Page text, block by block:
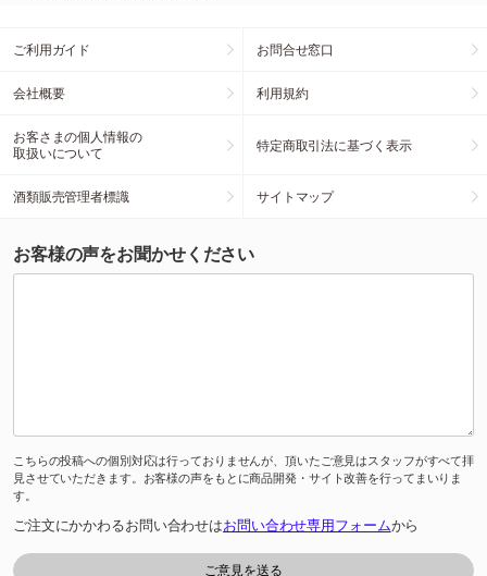
ご利用ガイド お問合せ窓口
会社概要 利用規約
お客さまの個人情報の
取扱いについて
特定商取引法に基づく表示
酒類販売管理者標識 サイトマップ
お客様の声をお聞かせください
こちらの投稿への個別対応は行っておりませんが、頂いたご意見はスタッフがすべて拝
見させていただきます。お客様の声をもとに商品開発・サイト改善を行ってまいりま
す。
ご注文にかかわるお問い合わせはお問い合わせ専用フォームから